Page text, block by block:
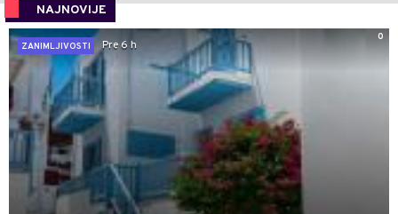
NAJNOVIJE
0
ZANIMLJIVOSTI
Pre 6 h